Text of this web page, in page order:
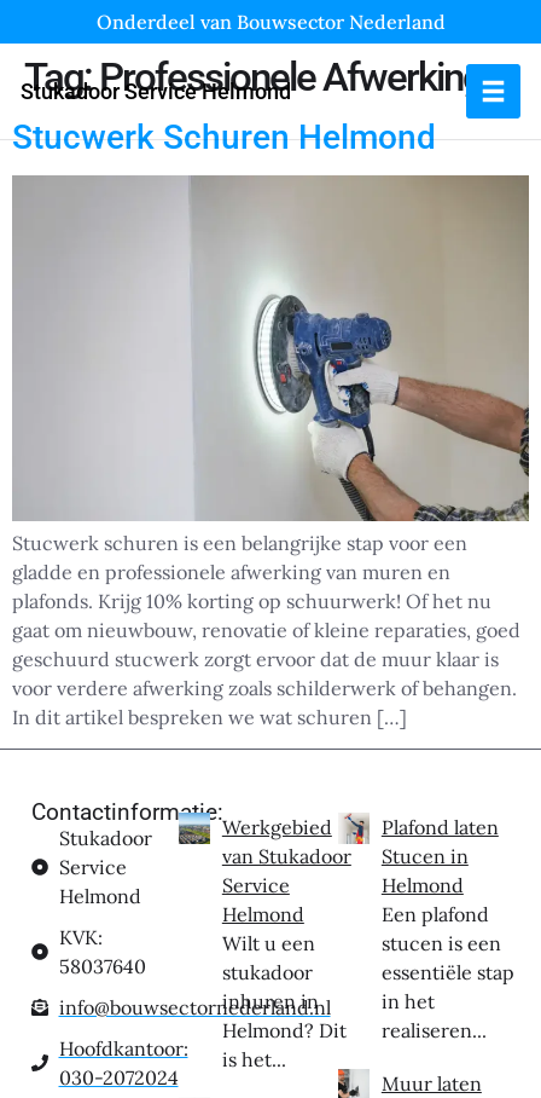
Onderdeel van Bouwsector Nederland
Stukadoor Service Helmond
Tag:Professionele Afwerking
Stucwerk Schuren Helmond
Stucwerk schuren is een belangrijke stap voor een
gladde en professionele afwerking van muren en
plafonds. Krijg 10% korting op schuurwerk! Of het nu
gaat om nieuwbouw, renovatie of kleine reparaties, goed
geschuurd stucwerk zorgt ervoor dat de muur klaar is
voor verdere afwerking zoals schilderwerk of behangen.
In dit artikel bespreken we wat schuren […]
Contactinformatie:
Stukadoor
Service
Helmond
KVK:
58037640
info@bouwsectornederland.nl
Hoofdkantoor:
030-2072024
Werkgebied
van Stukadoor
Service
Helmond
Wilt u een
stukadoor
inhuren in
Helmond? Dit
is het...
Plafond laten
Stucen in
Helmond
Een plafond
stucen is een
essentiële stap
in het
realiseren...
Muur laten